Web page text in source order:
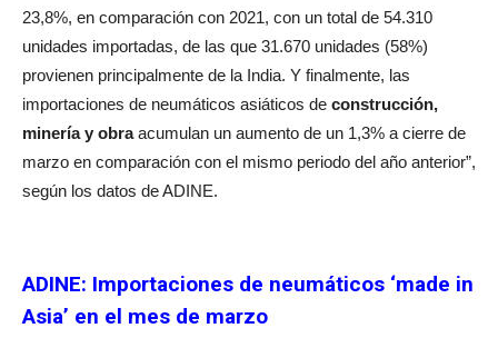
23,8%, en comparación con 2021, con un total de 54.310
unidades importadas, de las que 31.670 unidades (58%)
provienen principalmente de la India. Y finalmente, las
importaciones de neumáticos asiáticos de construcción,
minería y obraacumulan un aumento de un 1,3% a cierre de
marzo en comparación con el mismo periodo del año anterior”,
según los datos de ADINE.
ADINE: Importaciones de neumáticos ‘made in
Asia’ en el mes de marzo